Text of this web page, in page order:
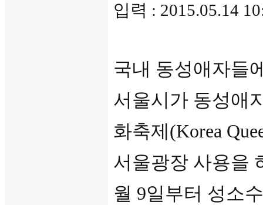
입력 : 2015.05.14
국내 동성애자들
서울시가 동성애
화축제(Korea
서울광장 사용을
월 9일부터 성소